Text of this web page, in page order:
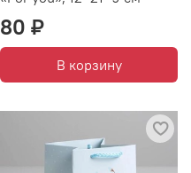
80 ₽
В корзину